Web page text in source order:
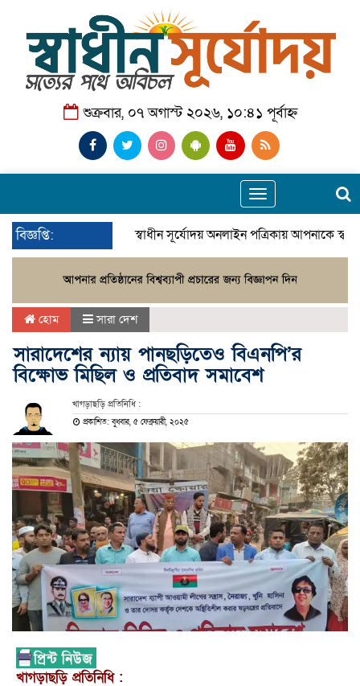
শুক্রবার, ০৭ অগাস্ট ২০২৬, ১০:৪১ পূর্বাহ্ন
Toggle
navigation
বিজ্ঞপ্তি: স্বাধীন সূর্যোদয় অনলাইন পত্রিকায় আপনাকে
হোম সারা দেশ
সারাদেশের ন্যায় পানছড়িতেও বিএনপি’র
বিক্ষোভ মিছিল ও প্রতিবাদ সমাবেশ
খাগড়াছড়ি প্রতিনিধি :
প্রকাশিত: বুধবার, ৫ ফেব্রুয়ারী, ২০২৫
খাগড়াছড়ি প্রতিনিধি :